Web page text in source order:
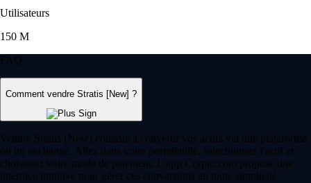
Utilisateurs
150 M
FAQ
Comment vendre Stratis [New] ?
Vendre Stratis [New] consiste à convertir vos actifs via une plateforme
ou un exchange. Allez dans votre portefeuille, sélectionnez l'actif et
choisissez votre mode de paiement. L'app Crypto.com propose une
interface intuitive pour gérer ces conversions en toute simplicité.